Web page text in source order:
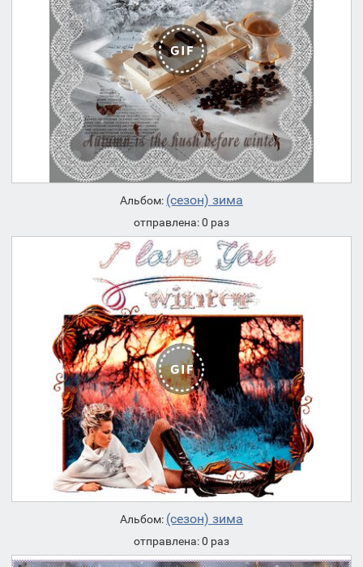
Альбом: (сезон) зима
отправлена: 0 раз
Альбом: (сезон) зима
отправлена: 0 раз